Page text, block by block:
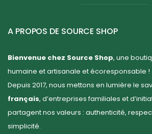
A PROPOS DE SOURCE SHOP
Bienvenue chez Source Shop, une
humaine et artisanale et écoresponsable !
Depuis 2017, nous mettons en lumière le
français, d’entreprises familiales et
partagent nos valeurs : authenticité,
simplicité.